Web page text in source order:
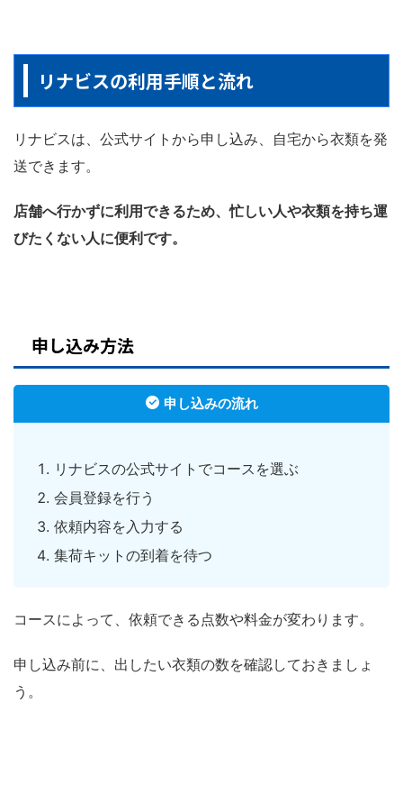
リナビスの利用手順と流れ
リナビスは、公式サイトから申し込み、自宅から衣類を発
送できます。
店舗へ行かずに利用できるため、忙しい人や衣類を持ち運
びたくない人に便利です。
申し込み方法
申し込みの流れ
リナビスの公式サイトでコースを選ぶ
会員登録を行う
依頼内容を入力する
集荷キットの到着を待つ
コースによって、依頼できる点数や料金が変わります。
申し込み前に、出したい衣類の数を確認しておきましょ
う。